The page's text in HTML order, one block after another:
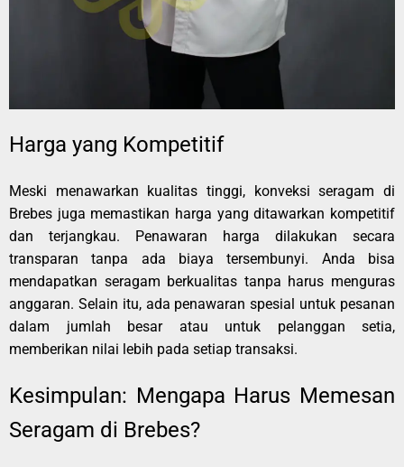
Harga yang Kompetitif
Meski menawarkan kualitas tinggi, konveksi seragam di
Brebes juga memastikan harga yang ditawarkan kompetitif
dan terjangkau. Penawaran harga dilakukan secara
transparan tanpa ada biaya tersembunyi. Anda bisa
mendapatkan seragam berkualitas tanpa harus menguras
anggaran. Selain itu, ada penawaran spesial untuk pesanan
dalam jumlah besar atau untuk pelanggan setia,
memberikan nilai lebih pada setiap transaksi.
Kesimpulan: Mengapa Harus Memesan
Seragam di Brebes?